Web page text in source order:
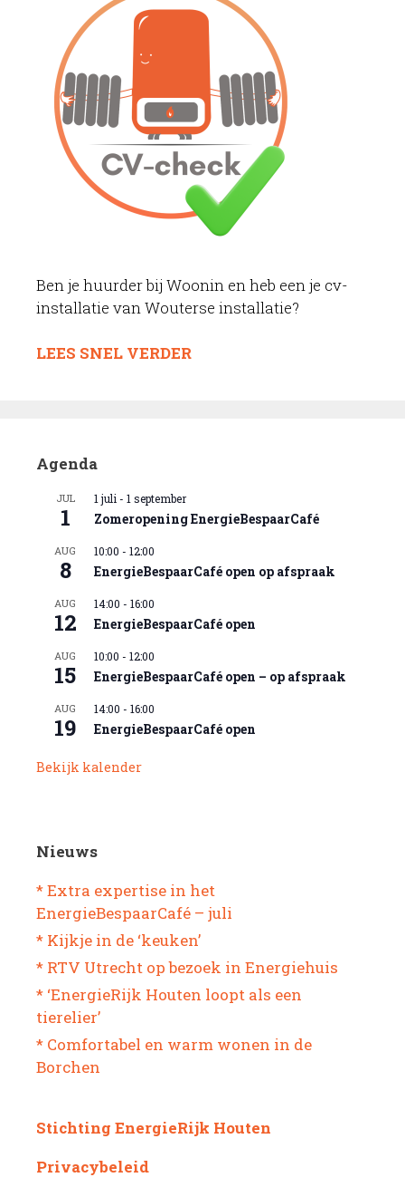
Ben je huurder bij Woonin en heb een je cv-
installatie van Wouterse installatie?
LEES SNEL VERDER
Agenda
JUL
1
1 juli - 1 september
Zomeropening EnergieBespaarCafé
AUG
8
10:00 - 12:00
EnergieBespaarCafé open op afspraak
AUG
12
14:00 - 16:00
EnergieBespaarCafé open
AUG
15
10:00 - 12:00
EnergieBespaarCafé open – op afspraak
AUG
19
14:00 - 16:00
EnergieBespaarCafé open
Bekijk kalender
Nieuws
* Extra expertise in het
EnergieBespaarCafé – juli
* Kijkje in de ‘keuken’
* RTV Utrecht op bezoek in Energiehuis
* ‘EnergieRijk Houten loopt als een
tierelier’
* Comfortabel en warm wonen in de
Borchen
Stichting EnergieRijk Houten
Privacybeleid